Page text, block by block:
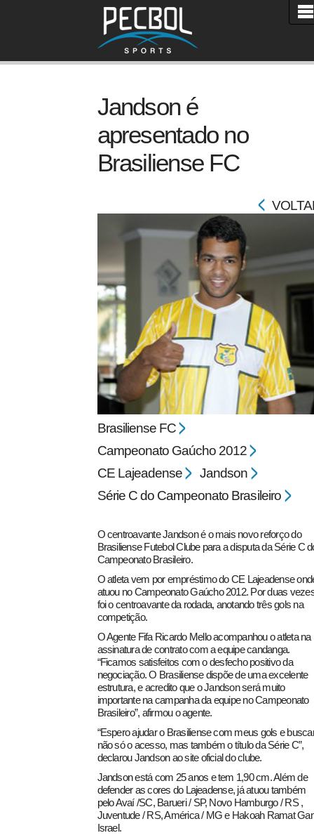
pecbol.com
Jandson é
apresentado no
Brasiliense FC
Brasiliense FC
Campeonato Gaúcho 2012
CE Lajeadense
Jandson
Série C do Campeonato Brasileiro
O centroavante Jandson é o mais novo reforço do
Brasiliense Futebol Clube para a disputa da Série C
Campeonato Brasileiro.
O atleta vem por empréstimo do CE Lajeadense
atuou no Campeonato Gaúcho 2012. Por duas
foi o centroavante da rodada, anotando três gols na
competição.
O Agente Fifa Ricardo Mello acompanhou o atleta na
assinatura de contrato com a equipe candanga.
“Ficamos satisfeitos com o desfecho positivo da
negociação. O Brasiliense dispõe de uma excelente
estrutura, e acredito que o Jandson será muito
importante na campanha da equipe no Campeonato
Brasileiro”, afirmou o agente.
“Espero ajudar o Brasiliense com meus gols e
não só o acesso, mas também o título da Série C”,
declarou Jandson ao site oficial do clube.
Jandson está com 25 anos e tem 1,90 cm. Além de
defender as cores do Lajeadense, já atuou também
pelo Avaí /SC, Barueri / SP, Novo Hamburgo / RS ,
Juventude / RS, América / MG e Hakoah Ramat
Israel.